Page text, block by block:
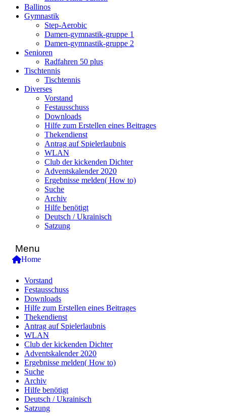
Ballinos
Gymnastik
Step-Aerobic
Damen-gymnastik-gruppe 1
Damen-gymnastik-gruppe 2
Senioren
Radfahren 50 plus
Tischtennis
Tischtennis
Diverses
Vorstand
Festausschuss
Downloads
Hilfe zum Erstellen eines Beitrages
Thekendienst
Antrag auf Spielerlaubnis
WLAN
Club der kickenden Dichter
Adventskalender 2020
Ergebnisse melden( How to)
Suche
Archiv
Hilfe benötigt
Deutsch / Ukrainisch
Satzung
Menu
Home
Vorstand
Festausschuss
Downloads
Hilfe zum Erstellen eines Beitrages
Thekendienst
Antrag auf Spielerlaubnis
WLAN
Club der kickenden Dichter
Adventskalender 2020
Ergebnisse melden( How to)
Suche
Archiv
Hilfe benötigt
Deutsch / Ukrainisch
Satzung